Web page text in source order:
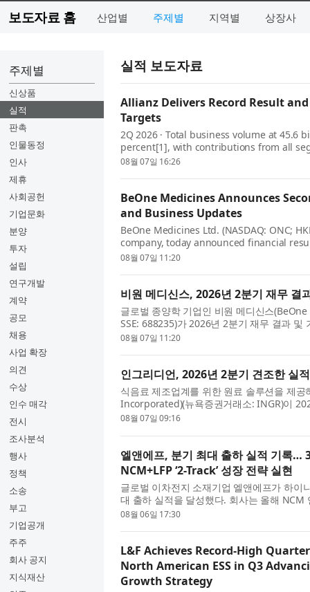
보도자료 홈 산업별 주제별 지역별 상장사
주제별
신상품
실적
판촉
인물동정
인사
제휴
사회공헌
기업문화
분양
투자
설립
연구개발
계약
공모
채용
사업 확장
의견
수상
인수 매각
전시
조사분석
행사
정책
소송
부고
기업공개
주주
회사 공지
지식재산
실적 보도자료
Allianz Delivers Record Result
Targets
2Q 2026 · Total business volume at
percent[1], with contributions from all
excellent growth. · Operating profit
08월 07일 16:26
BeOne Medicines Announces
and Business Updates
BeOne Medicines Ltd. (NASDAQ: ONC;
company, today announced financial
quarter of 2026. John V. Oyler, Co-
08월 07일 11:20
비원 메디신스, 2026년 2분기 재무 결
글로벌 종양학 기업인 비원 메디신스
SSE: 688235)가 2026년 2분기 재무 결과
겸 회장 겸 CEO인 존 V. 오일러(John V.
08월 07일 11:20
인그리디언, 2026년 2분기 견조한 실
식음료 제조업계를 위한 원료 솔루션을 제
Incorporated)(뉴욕증권거래소: INGR)이
겸 사장, 최고경영자(CEO)인 짐 잘리(Jim
08월 07일 09:16
엘앤에프, 분기 최대 출하 실적 기록…
NCM+LFP ‘2-Track’ 성장 전략 실현
글로벌 이차전지 소재기업 엘앤에프가 하이
대 출하 실적을 달성했다. 회사는 올해
로 전망했으며, 3분기부터는 북미 ESS향
08월 06일 17:30
L&F Achieves Record-High
North American ESS in Q3
Growth Strategy